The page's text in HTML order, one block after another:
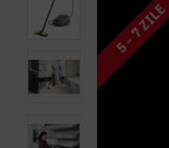
5 - 7 ZILE